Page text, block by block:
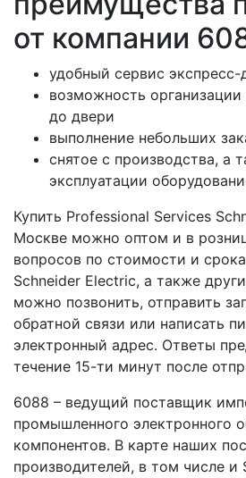
от компании
удобный сервис экспресс-
возможность
до двери
выполнение небольших
снятое с производства, а
эксплуатации
Купить Professional Services
Москве можно оптом и в
вопросов по стоимости и
Schneider Electric, а также
можно позвонить, отправить
обратной связи или написать
электронный адрес. Ответы
течение 15-ти минут после
6088 – ведущий поставщик
промышленного электронного
компонентов. В карте наших
производителей, в том числе и